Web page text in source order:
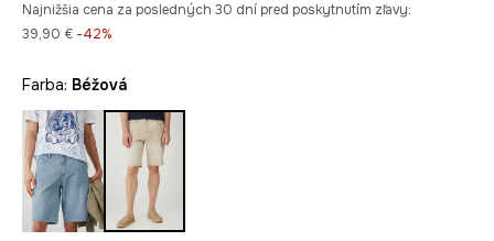
Najnižšia cena za posledných 30 dní pred poskytnutím zľavy:
39,90 € -42%
Farba: béžová